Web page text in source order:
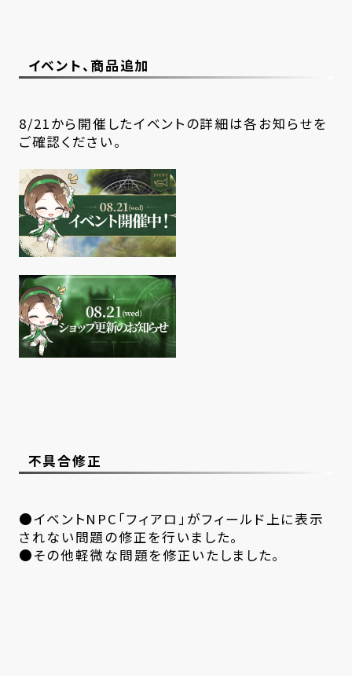
イベント、商品追加
8/21から開催したイベントの詳細は各お知らせを
ご確認ください。
不具合修正
●イベントNPC「フィアロ」がフィールド上に表示
されない問題の修正を行いました。
●その他軽微な問題を修正いたしました。